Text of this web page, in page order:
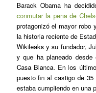
Barack Obama ha
conmutar la pena de
protagonizó el mayor robo
la historia reciente de
Wikileaks y su fundador,
y que ha planeado
Casa Blanca. En los
puesto fin al castigo de
estaba cumpliendo en una